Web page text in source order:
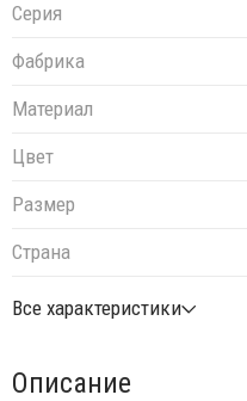
Серия
Фабрика
Материал
Цвет
Размер
Страна
Все характеристики
Описание